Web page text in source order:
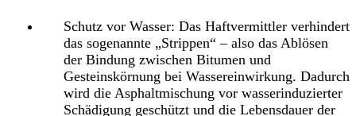
Schutz vor Wasser: Das Haftvermittler verhindert
das sogenannte „Strippen“ – also das Ablösen
der Bindung zwischen Bitumen und
Gesteinskörnung bei Wassereinwirkung. Dadurch
wird die Asphaltmischung vor wasserinduzierter
Schädigung geschützt und die Lebensdauer der